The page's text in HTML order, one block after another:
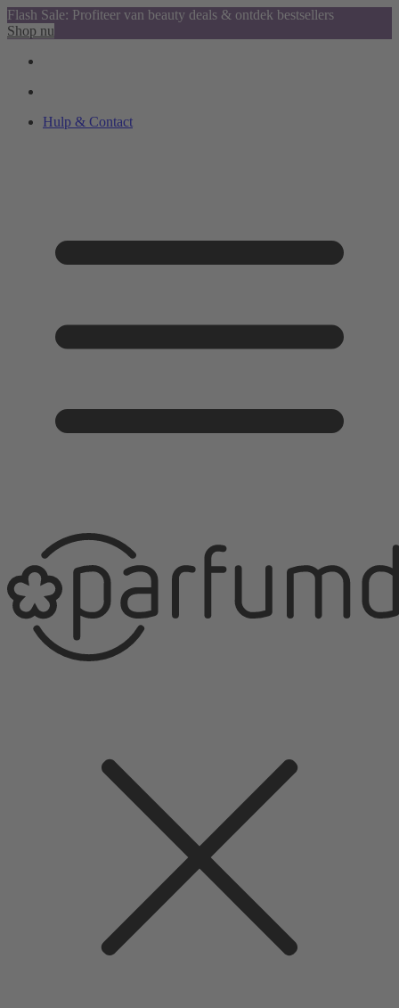
Flash Sale: Profiteer van beauty deals & ontdek bestsellers
Shop nu
Hulp & Contact